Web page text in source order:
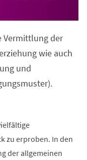
Vermittlung der
wie auch
und
zu erproben. In den
der allgemeinen